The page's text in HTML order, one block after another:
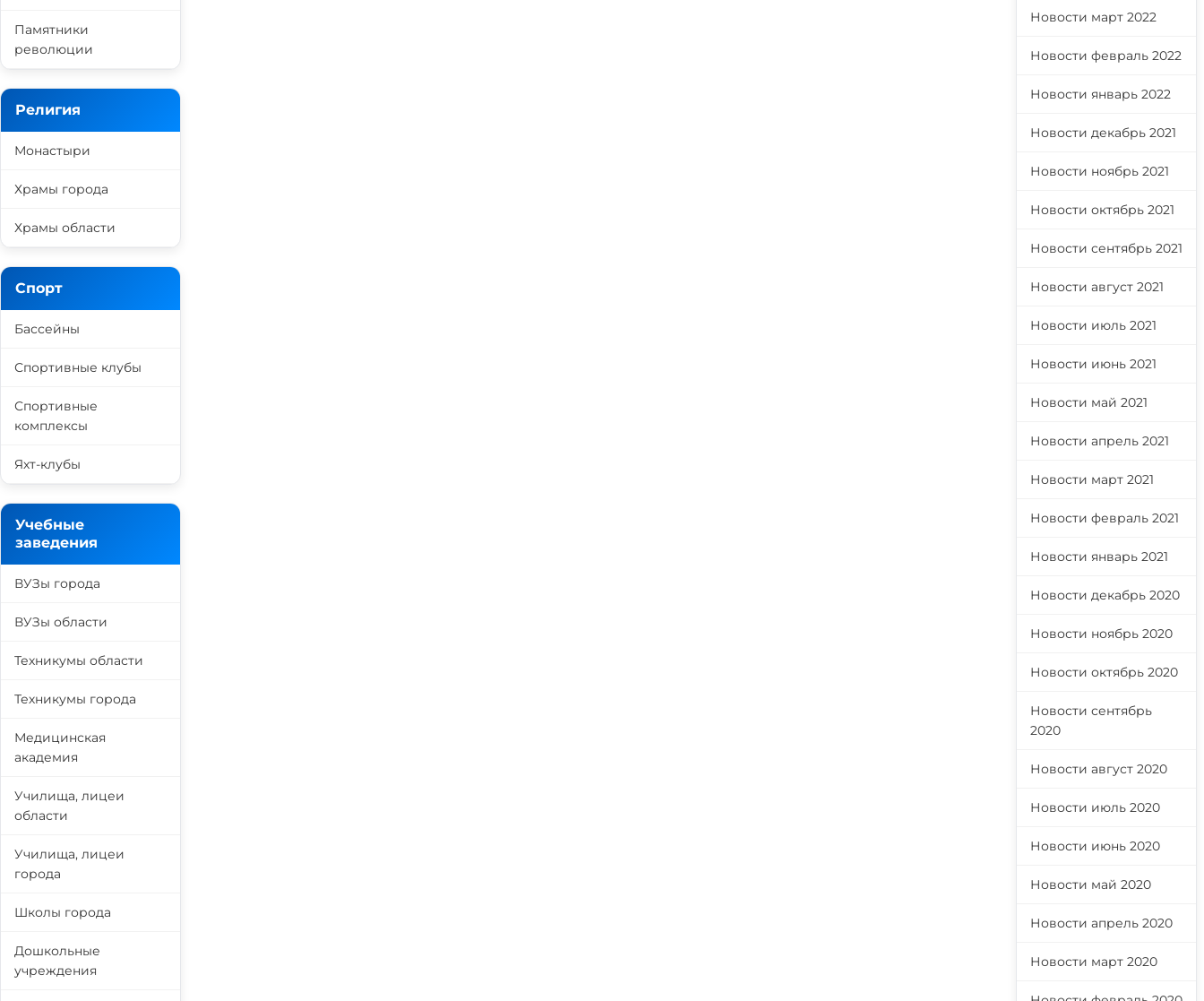
Памятники
революции
Религия
Монастыри
Храмы города
Храмы области
Спорт
Бассейны
Спортивные клубы
Спортивные
комплексы
Яхт-клубы
Учебные
заведения
ВУЗы города
ВУЗы области
Техникумы области
Техникумы города
Медицинская
академия
Училища, лицеи
области
Училища, лицеи
города
Школы города
Дошкольные
учреждения
Новости март 2022
Новости февраль 2022
Новости январь 2022
Новости декабрь 2021
Новости ноябрь 2021
Новости октябрь 2021
Новости сентябрь 2021
Новости август 2021
Новости июль 2021
Новости июнь 2021
Новости май 2021
Новости апрель 2021
Новости март 2021
Новости февраль 2021
Новости январь 2021
Новости декабрь 2020
Новости ноябрь 2020
Новости октябрь 2020
Новости сентябрь
2020
Новости август 2020
Новости июль 2020
Новости июнь 2020
Новости май 2020
Новости апрель 2020
Новости март 2020